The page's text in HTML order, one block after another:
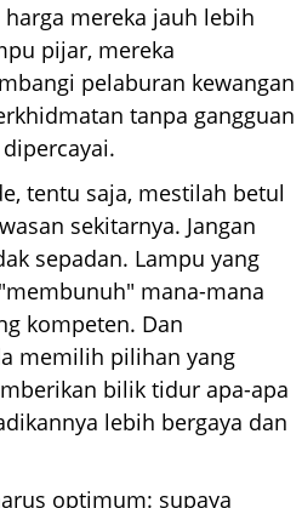
mereka jauh lebih
pijar, mereka
pelaburan kewangan
tanpa gangguan
tentu saja, mestilah betul
sekitarnya. Jangan
sepadan. Lampu yang
mana-mana
kompeten. Dan
memilih pilihan yang
bilik tidur apa-apa
lebih bergaya dan
optimum: supaya